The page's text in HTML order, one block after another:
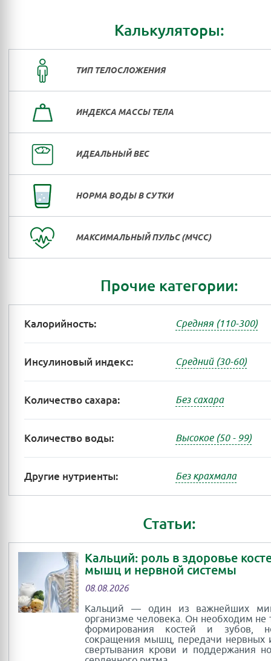
Калькуляторы:
ТИП ТЕЛОСЛОЖЕНИЯ
ИНДЕКСА МАССЫ ТЕЛА
ИДЕАЛЬНЫЙ ВЕС
НОРМА ВОДЫ В СУТКИ
МАКСИМАЛЬНЫЙ ПУЛЬС (МЧСС)
Прочие категории:
Калорийность: Средняя (110-300)
Инсулиновый индекс: Средний (30-60)
Количество сахара: Без сахара
Количество воды: Высокое (50 - 99)
Другие нутриенты: Без крахмала
Статьи:
Кальций: роль в здоровье
мышц и нервной системы
08.08.2026
Кальций — один из важнейших
организме человека. Он необходим не
формирования костей и зубов,
сокращения мышц, передачи нервных
свертывания крови и поддержания